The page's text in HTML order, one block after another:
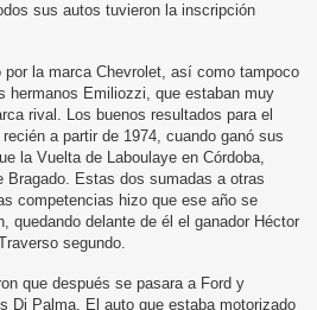
sus autos tuvieron la inscripción
la marca Chevrolet, así como tampoco
hermanos Emiliozzi, que estaban muy
rival. Los buenos resultados para el
a partir de 1974, cuando ganó sus
la Vuelta de Laboulaye en Córdoba,
Bragado. Estas dos sumadas a otras
competencias hizo que ese año se
quedando delante de él el ganador Héctor
segundo.
que después se pasara a Ford y
Di Palma. El auto que estaba motorizado